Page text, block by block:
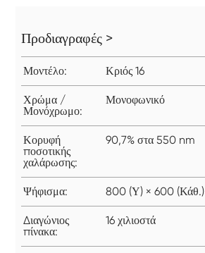
Προδιαγραφές >
Μοντέλο: Κριός 16
Χρώμα /
Μονόχρωμο:
Μονοφωνικό
Κορυφή
ποσοτικής
χαλάρωσης:
90,7% στα 550 nm
Ψήφισμα: 800 (Υ) × 600 (Κάθ.)
Διαγώνιος
πίνακα:
16 χιλιοστά